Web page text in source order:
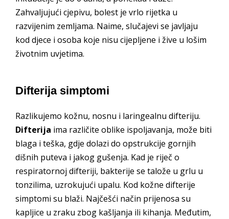
Zahvaljujući cjepivu, bolest je vrlo rijetka u
razvijenim zemljama. Naime, slučajevi se javljaju
kod djece i osoba koje nisu cijepljene i žive u lošim
životnim uvjetima.
Difterija simptomi
Razlikujemo kožnu, nosnu i laringealnu difteriju.
Difterija ima različite oblike ispoljavanja, može biti
blaga i teška, gdje dolazi do opstrukcije gornjih
dišnih puteva i jakog gušenja. Kad je riječ o
respiratornoj difteriji, bakterije se talože u grlu u
tonzilima, uzrokujući upalu. Kod kožne difterije
simptomi su blaži. Najčešći način prijenosa su
kapljice u zraku zbog kašljanja ili kihanja. Međutim,